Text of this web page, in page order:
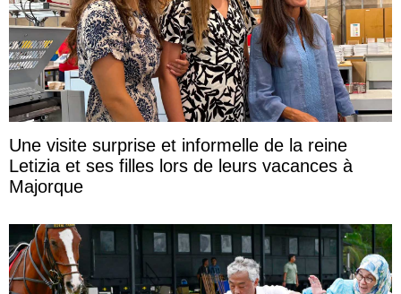
Une visite surprise et informelle de la reine
Letizia et ses filles lors de leurs vacances à
Majorque